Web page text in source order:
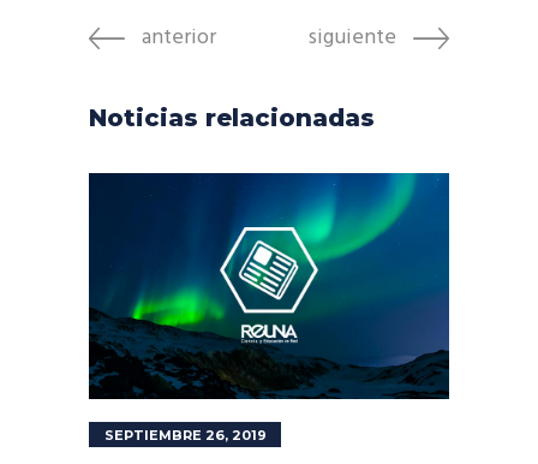
anterior siguiente
Noticias relacionadas
SEPTIEMBRE 26, 2019